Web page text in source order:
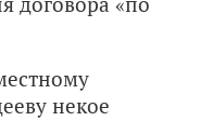
некое